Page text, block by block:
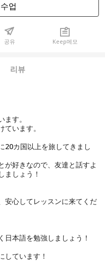
업
공유 Keep메모
리뷰
す。
います。
20カ国以上を旅してきまし
が好きなので、友達と話すよ
ましょう！
安心してレッスンに来てくだ
本語を勉強しましょう！
しています！